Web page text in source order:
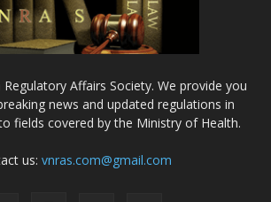
Regulatory Affairs Society. We provide you
news and updated regulations in
fields covered by the Ministry of Health.
us: vnras.com@gmail.com